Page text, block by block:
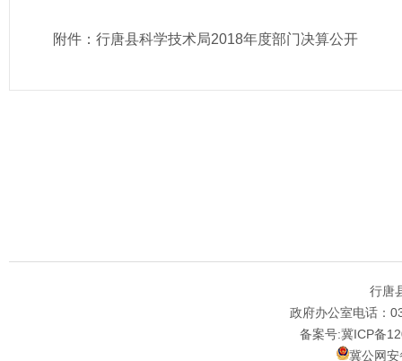
附件： 行唐县科学技术局2018年度部门决算公开